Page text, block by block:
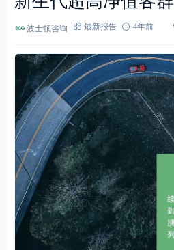
波士顿咨询 最新报告 4年前